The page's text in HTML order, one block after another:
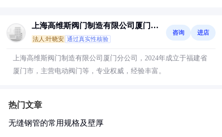
上海高维斯阀门制造有限公司厦门分
公司
法人:叶晓安 通过真实性核验
咨询 进店
上海高维斯阀门制造有限公司厦门分公司，2024年成立于福建省
厦门市，主营电动阀门等，专业权威，经验丰富。
热门文章
无缝钢管的常用规格及壁厚